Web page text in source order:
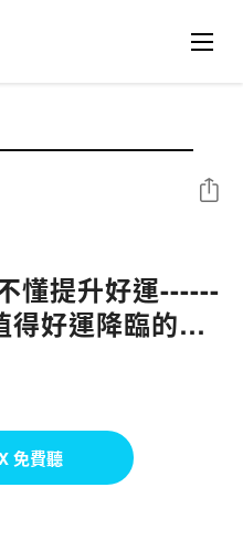
懂提升好運------
好運降臨的目
分享
免費聽